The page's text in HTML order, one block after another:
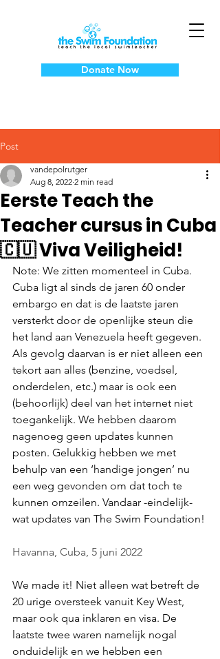
Donate Now
Post
Eerste Teach the
Teacher cursus in Cuba
🇨🇺 Viva Veiligheid!
vandepolrutger
Aug 8, 2022 2 min read
Note: We zitten momenteel in Cuba.
Cuba ligt al sinds de jaren 60 onder
embargo en dat is de laatste jaren
versterkt door de openlijke steun die
het land aan Venezuela heeft gegeven.
Als gevolg daarvan is er niet alleen een
tekort aan alles (benzine, voedsel,
onderdelen, etc.) maar is ook een
(behoorlijk) deel van het internet niet
toegankelijk. We hebben daarom
nagenoeg geen updates kunnen
posten. Gelukkig hebben we met
behulp van een ‘handige jongen’ nu
een weg gevonden om dat toch te
kunnen omzeilen. Vandaar -eindelijk-
wat updates van The Swim Foundation!
Havanna, Cuba, 5 juni 2022
We made it! Niet alleen wat betreft de
20 urige oversteek vanuit Key West,
maar ook qua inklaren en visa. De
laatste twee waren namelijk nogal
onduidelijk en we hebben een